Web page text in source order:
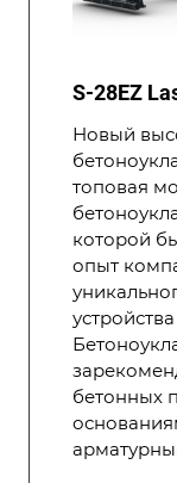
S-28EZ
Новый
топовая
которой
опыт
бетонных